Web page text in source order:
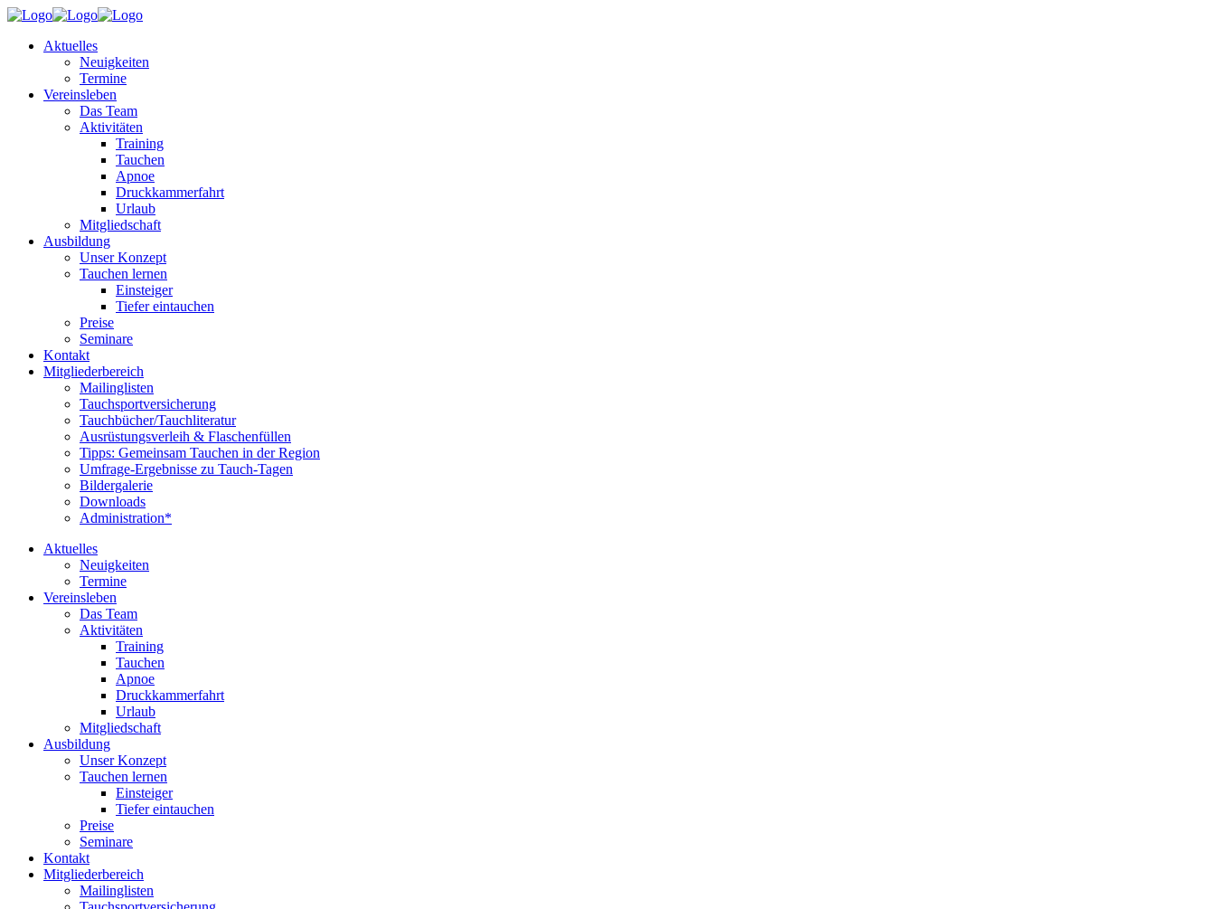
Aktuelles
Neuigkeiten
Termine
Vereinsleben
Das Team
Aktivitäten
Training
Tauchen
Apnoe
Druckkammerfahrt
Urlaub
Mitgliedschaft
Ausbildung
Unser Konzept
Tauchen lernen
Einsteiger
Tiefer eintauchen
Preise
Seminare
Kontakt
Mitgliederbereich
Mailinglisten
Tauchsportversicherung
Tauchbücher/Tauchliteratur
Ausrüstungsverleih & Flaschenfüllen
Tipps: Gemeinsam Tauchen in der Region
Umfrage-Ergebnisse zu Tauch-Tagen
Bildergalerie
Downloads
Administration*
Aktuelles
Neuigkeiten
Termine
Vereinsleben
Das Team
Aktivitäten
Training
Tauchen
Apnoe
Druckkammerfahrt
Urlaub
Mitgliedschaft
Ausbildung
Unser Konzept
Tauchen lernen
Einsteiger
Tiefer eintauchen
Preise
Seminare
Kontakt
Mitgliederbereich
Mailinglisten